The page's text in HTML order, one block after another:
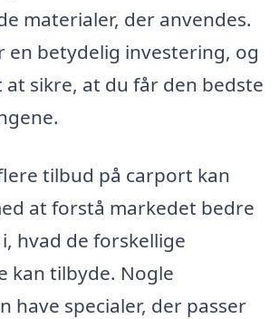
materialer, der anvendes.
en betydelig investering, og
sikre, at du får den bedste
tilbud på carport kan
at forstå markedet bedre
hvad de forskellige
kan tilbyde. Nogle
have specialer, der passer